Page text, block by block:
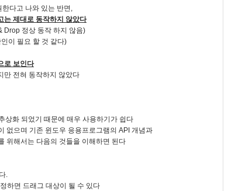
다고 나와 있는 반면,
는 제대로 동작하지 않았다
Drop 정상 동작 하지 않음)
이 필요 할 것 같다)
로 보인다
만 전혀 동작하지 않았다
상화 되었기 때문에 매우 사용하기가 쉽다
없으며 기존 윈도우 응용프로그램의 API 개념과
위해서는 다음의 것들을 이해하면 된다
.
하면 드래그 대상이 될 수 있다